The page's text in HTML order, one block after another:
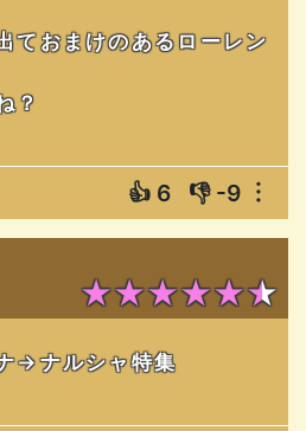
ておまけのあるローレン
？
👍 6 👎 -9 ︙
★★★★★★
→ナルシャ特集